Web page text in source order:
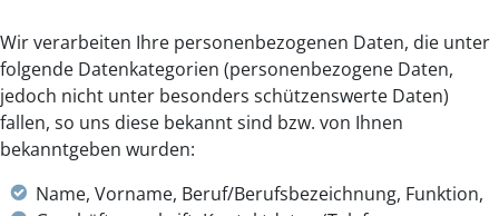
Wir verarbeiten Ihre personenbezogenen Daten, die unter
folgende Datenkategorien (personenbezogene Daten,
jedoch nicht unter besonders schützenswerte Daten)
fallen, so uns diese bekannt sind bzw. von Ihnen
bekanntgeben wurden:
Name, Vorname, Beruf/Berufsbezeichnung, Funktion,